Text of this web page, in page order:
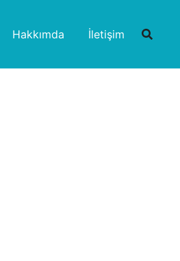
Hakkımda İletişim